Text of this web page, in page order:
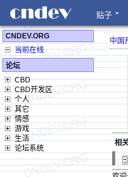
贴子
CNDEV.ORG
当前在线
论坛
CBD
CBD开发区
个人
其它
情感
游戏
生活
论坛系统
中国
相